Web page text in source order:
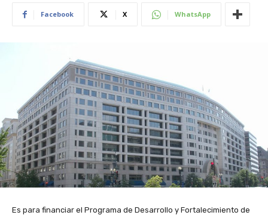
Facebook X WhatsApp
Es para financiar el Programa de Desarrollo y Fortalecimiento de